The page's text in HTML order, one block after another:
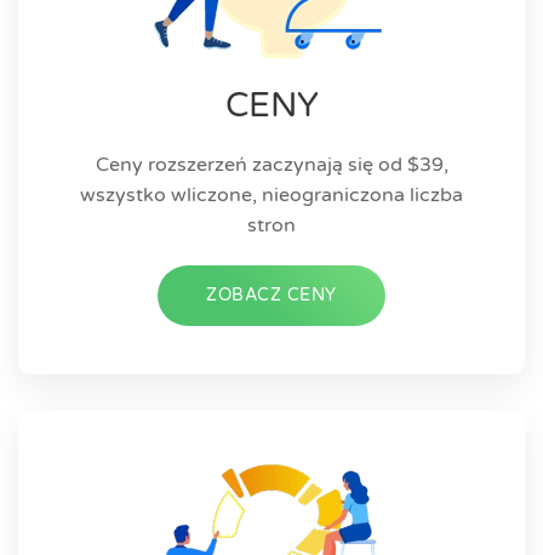
CENY
Ceny rozszerzeń zaczynają się od $39,
wszystko wliczone, nieograniczona liczba
stron
ZOBACZ CENY